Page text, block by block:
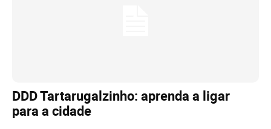
DDD Tartarugalzinho: aprenda a ligar
para a cidade